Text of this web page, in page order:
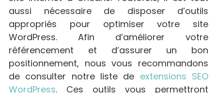
aussi nécessaire de disposer d’outils
appropriés pour optimiser votre site
WordPress. Afin d’améliorer votre
référencement et d’assurer un bon
positionnement, nous vous recommandons
de consulter notre liste de extensions SEO
WordPress. Ces outils vous permettront